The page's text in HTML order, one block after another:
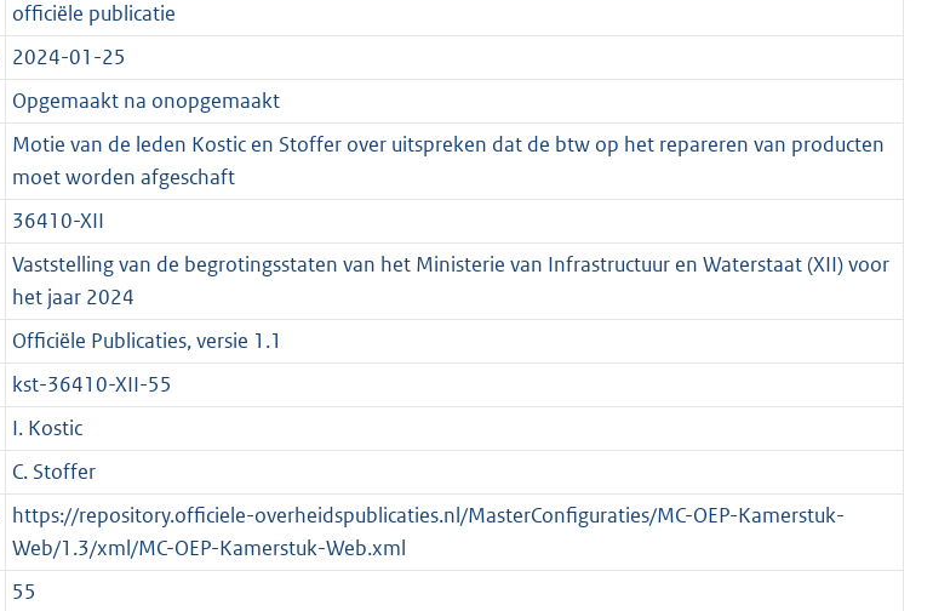
d
s
g
r
o
o
t
t
e
:
2
K
b
n
d
s
g
r
o
t
t
e
:
2
b
officiële publicatie
2024-01-25
Opgemaakt na onopgemaakt
Motie van de leden Kostic en Stoffer over uitspreken dat de btw op het repareren van producten
moet worden afgeschaft
36410-XII
Vaststelling van de begrotingsstaten van het Ministerie van Infrastructuur en Waterstaat (XII) voor
het jaar 2024
Officiële Publicaties, versie 1.1
kst-36410-XII-55
I. Kostic
C. Stoffer
https://repository.officiele-overheidspublicaties.nl/MasterConfiguraties/MC-OEP-Kamerstuk-
Web/1.3/xml/MC-OEP-Kamerstuk-Web.xml
55